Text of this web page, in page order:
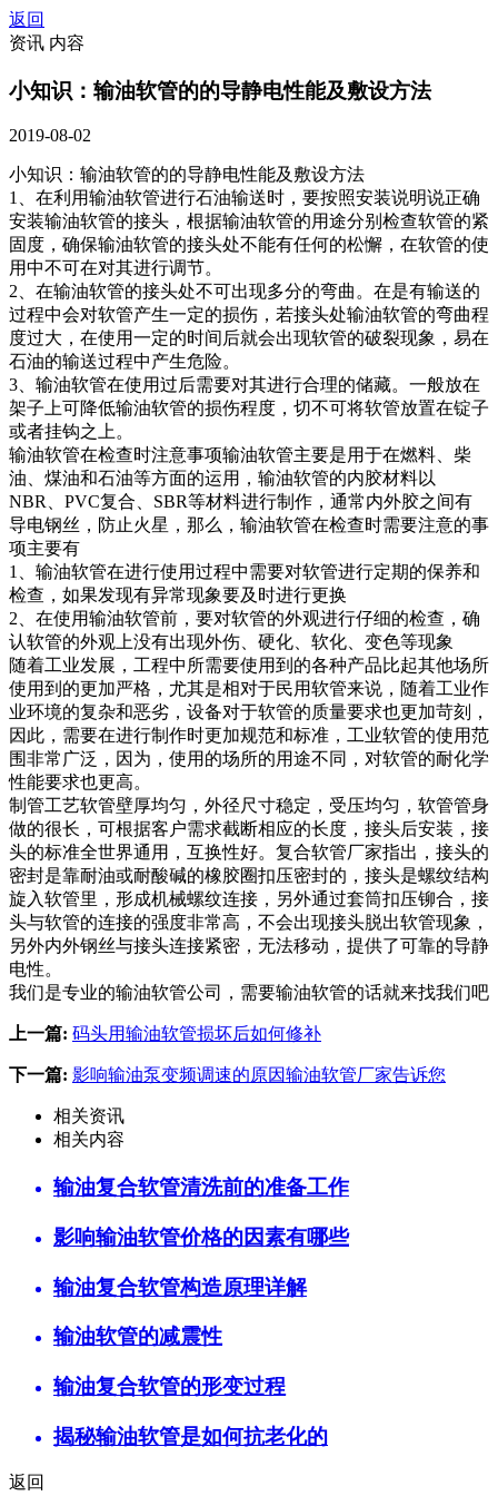
返回
资讯 内容
小知识：输油软管的的导静电性能及敷设方法
2019-08-02
小知识：输油软管的的导静电性能及敷设方法
1、在利用输油软管进行石油输送时，要按照安装说明说正确
安装输油软管的接头，根据输油软管的用途分别检查软管的紧
固度，确保输油软管的接头处不能有任何的松懈，在软管的使
用中不可在对其进行调节。
2、在输油软管的接头处不可出现多分的弯曲。在是有输送的
过程中会对软管产生一定的损伤，若接头处输油软管的弯曲程
度过大，在使用一定的时间后就会出现软管的破裂现象，易在
石油的输送过程中产生危险。
3、输油软管在使用过后需要对其进行合理的储藏。一般放在
架子上可降低输油软管的损伤程度，切不可将软管放置在锭子
或者挂钩之上。
输油软管在检查时注意事项输油软管主要是用于在燃料、柴
油、煤油和石油等方面的运用，输油软管的内胶材料以
NBR、PVC复合、SBR等材料进行制作，通常内外胶之间有
导电钢丝，防止火星，那么，输油软管在检查时需要注意的事
项主要有
1、输油软管在进行使用过程中需要对软管进行定期的保养和
检查，如果发现有异常现象要及时进行更换
2、在使用输油软管前，要对软管的外观进行仔细的检查，确
认软管的外观上没有出现外伤、硬化、软化、变色等现象
随着工业发展，工程中所需要使用到的各种产品比起其他场所
使用到的更加严格，尤其是相对于民用软管来说，随着工业作
业环境的复杂和恶劣，设备对于软管的质量要求也更加苛刻，
因此，需要在进行制作时更加规范和标准，工业软管的使用范
围非常广泛，因为，使用的场所的用途不同，对软管的耐化学
性能要求也更高。
制管工艺软管壁厚均匀，外径尺寸稳定，受压均匀，软管管身
做的很长，可根据客户需求截断相应的长度，接头后安装，接
头的标准全世界通用，互换性好。复合软管厂家指出，接头的
密封是靠耐油或耐酸碱的橡胶圈扣压密封的，接头是螺纹结构
旋入软管里，形成机械螺纹连接，另外通过套筒扣压铆合，接
头与软管的连接的强度非常高，不会出现接头脱出软管现象，
另外内外钢丝与接头连接紧密，无法移动，提供了可靠的导静
电性。
我们是专业的输油软管公司，需要输油软管的话就来找我们吧
上一篇: 码头用输油软管损坏后如何修补
下一篇: 影响输油泵变频调速的原因输油软管厂家告诉您
相关资讯
相关内容
输油复合软管清洗前的准备工作
影响输油软管价格的因素有哪些
输油复合软管构造原理详解
输油软管的减震性
输油复合软管的形变过程
揭秘输油软管是如何抗老化的
返回